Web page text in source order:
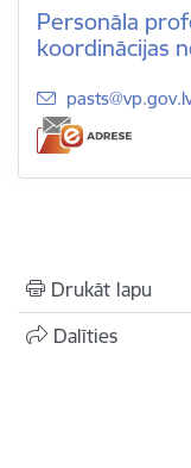
Personāla
koordinācijas
E-pasts:
Drukāt lapu
Dalīties